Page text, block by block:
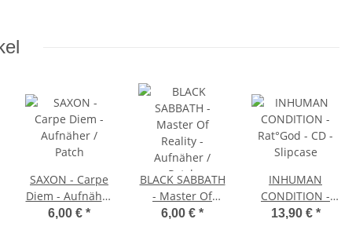
SAXON - Carpe
Diem - Aufnäher
/ Patch
6,00 € *
BLACK SABBATH
- Master Of
Reality -
6,00 € *
INHUMAN
CONDITION -
Rat°God - CD -
13,90 € *